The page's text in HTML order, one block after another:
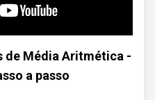
de Média Aritmética -
a passo